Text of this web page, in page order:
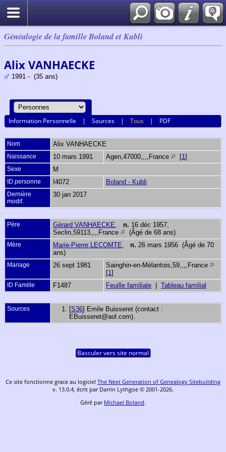
Généalogie de la famille Boland et Kubli
Alix VANHAECKE
1991 - (35 ans)
Information Personnelle |Sources |Tous | PDF
Nom Alix VANHAECKE
Naissance 10 mars 1991 Agen,47000,,,,France [1 ]
Sexe M
ID personne I4072 Boland - Kubli
Dernière
modif.
30 jan 2017
Père Gérard VANHAECKE n. 16 déc 1957,
Seclin,59113,,,,France
(Âgé de 68 ans)
Mère Marie-Pierre LECOMTE n. 26 mars 1956 (Âgé de 70
ans)
Mariage 26 sept 1981
Sainghin-en-Mélantois,59,,,,France
[1 ]
ID Famille F1487 Feuille familiale Tableau familial
Sources [S36] Emile Buisseret (contact :
EBuisseret@aol.com).
Basculer vers site normal
Ce site fonctionne grace au logiciel The Next Generation of Genealogy Sitebuilding
v. 13.0.4, écrit par Darrin Lythgoe © 2001-2026.
Géré par Michael Boland.